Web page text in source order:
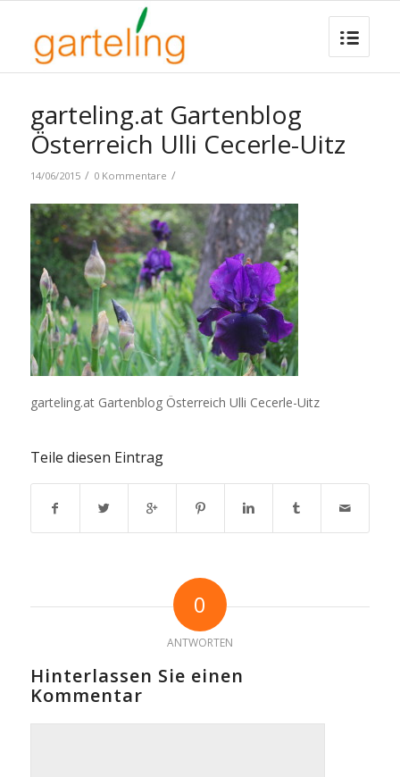
garteling.at Gartenblog
Österreich Ulli Cecerle-Uitz
14/06/2015 / 0 Kommentare /
garteling.at Gartenblog Österreich Ulli Cecerle-Uitz
Teile diesen Eintrag
0
ANTWORTEN
Hinterlassen Sie einen
Kommentar